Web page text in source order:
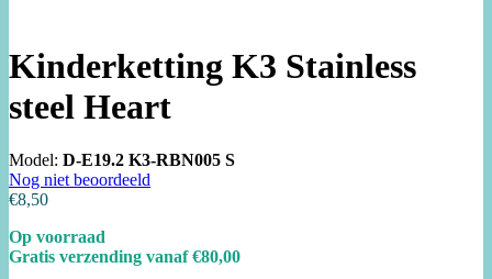
Kinderketting K3 Stainless
steel Heart
Model: D-E19.2 K3-RBN005 S
Nog niet beoordeeld
€8,50
Op voorraad
Gratis verzending vanaf €80,00